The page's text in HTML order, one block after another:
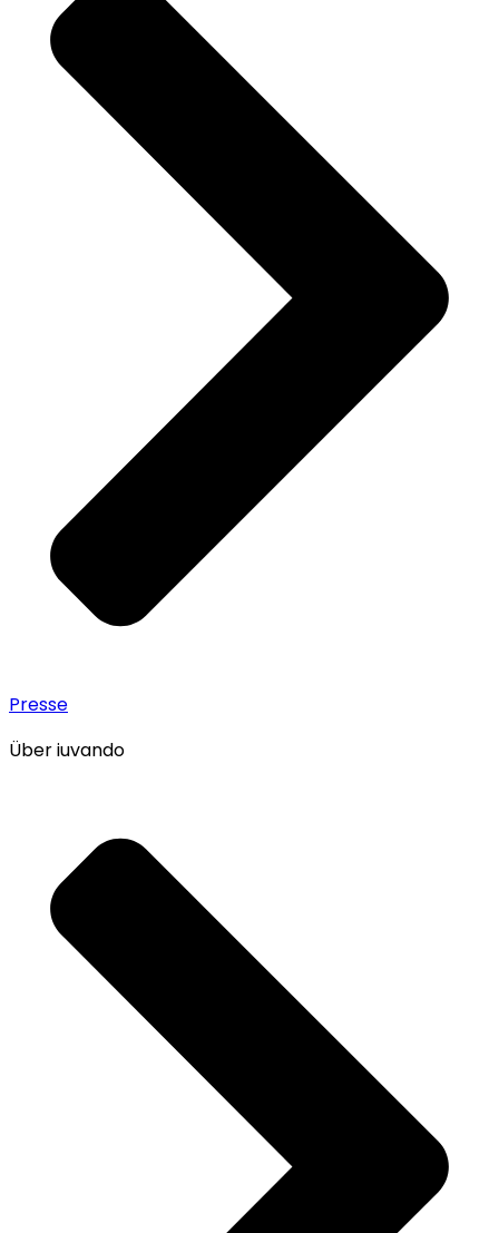
Presse
Über iuvando